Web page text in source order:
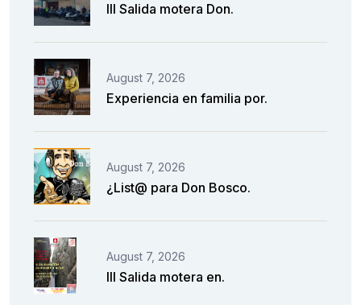
III Salida motera Don.
August 7, 2026
Experiencia en familia por.
August 7, 2026
¿List@ para Don Bosco.
August 7, 2026
III Salida motera en.